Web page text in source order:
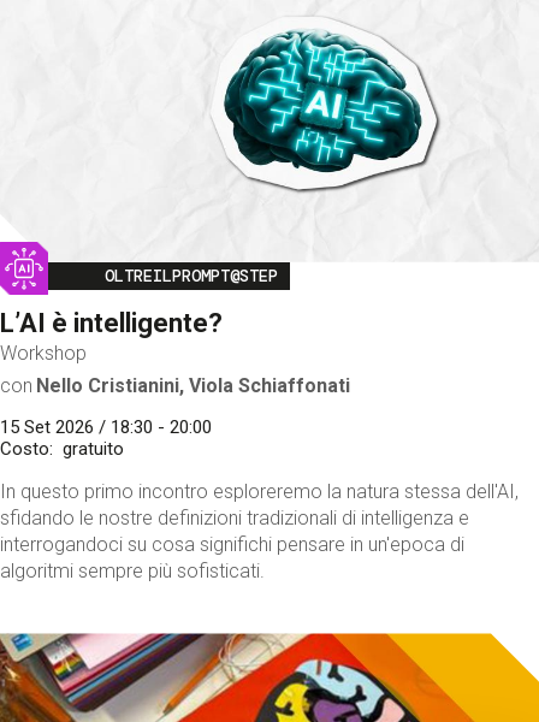
Image
OLTREILPROMPT@STEP
L’AI è intelligente?
Workshop
con Nello Cristianini, Viola Schiaffonati
15 Set 2026 / 18:30 - 20:00
Costo
gratuito
In questo primo incontro esploreremo la natura stessa dell'AI,
sfidando le nostre definizioni tradizionali di intelligenza e
interrogandoci su cosa significhi pensare in un'epoca di
algoritmi sempre più sofisticati.